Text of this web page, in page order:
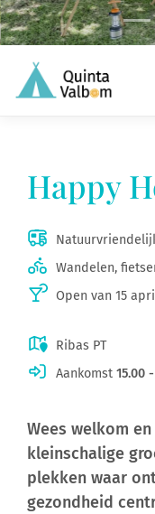
Happy
Wees welkom
kleinschalige
plekken waar
gezondheid
Wandelen,
Open van 15
Ribas PT
Aankomst 15.00